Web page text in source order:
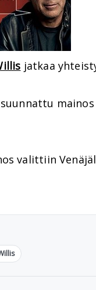
jatkaa
valittiin